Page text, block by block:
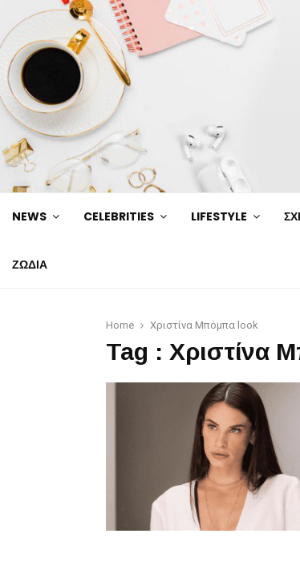
NEWS CELEBRITIES LIFESTYLE
ΖΩΔΙΑ
Home Xριστίνα Μπόμπα look
Tag : Xριστίνα